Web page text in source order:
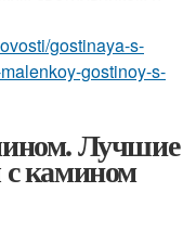
gostinaya-s-
gostinoy-s-
Лучшие
камином